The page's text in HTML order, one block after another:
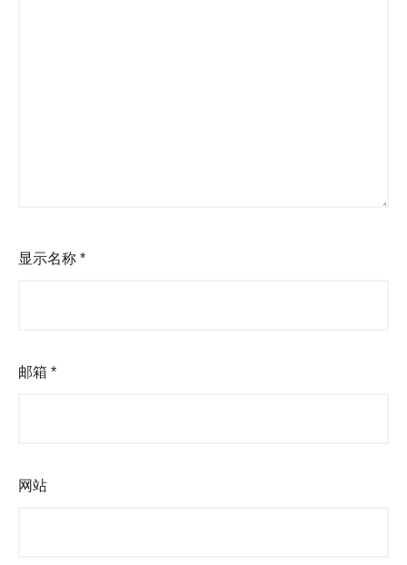
显示名称 *
邮箱 *
网站